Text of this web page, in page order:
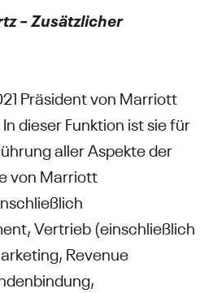
– Zusätzlicher
Präsident von Marriott
dieser Funktion ist sie für
aller Aspekte der
von Marriott
Vertrieb (einschließlich
Revenue